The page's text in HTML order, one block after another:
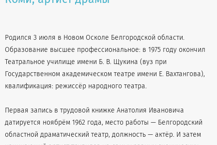
Родился 3 июля в Новом Осколе Белгородской области.
Образование высшее профессиональное: в 1975 году окончил
Театральное училище имени Б. В. Щукина (вуз при
Государственном академическом театре имени Е. Вахтангова),
квалификация: режиссёр народного театра.
Первая запись в трудовой книжке Анатолия Ивановича
датируется ноябрём 1962 года, место работы — Белгородский
областной драматический театр, должность — актёр. И затем